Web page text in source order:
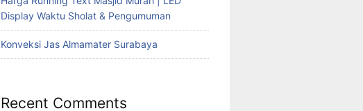
Display Waktu Sholat & Pengumuman
Konveksi Jas Almamater Surabaya
Recent Comments